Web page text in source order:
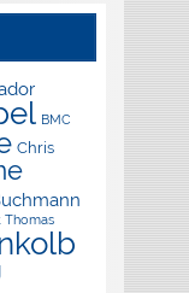
BMC
Chris
Thomas